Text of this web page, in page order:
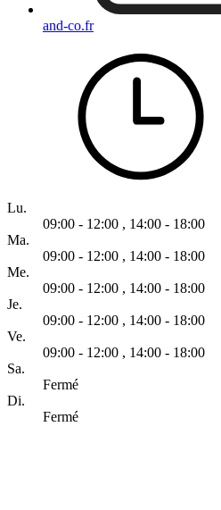
and-co.fr
Lu.
09:00 - 12:00 , 14:00 - 18:00
Ma.
09:00 - 12:00 , 14:00 - 18:00
Me.
09:00 - 12:00 , 14:00 - 18:00
Je.
09:00 - 12:00 , 14:00 - 18:00
Ve.
09:00 - 12:00 , 14:00 - 18:00
Sa.
Fermé
Di.
Fermé